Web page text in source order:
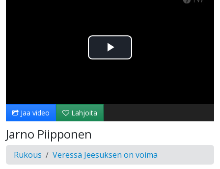
Toista
Jaa video Lahjoita
Jarno Piipponen
Rukous Veressä Jeesuksen on voima